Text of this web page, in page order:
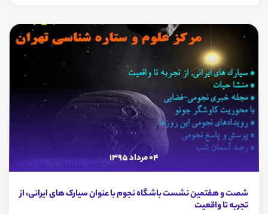
04 مرداد 1395
شصت و هفتمین نشست باشگاه نجوم با عنوان سیارک های ایرانی، از
تجربه تا واقعیت